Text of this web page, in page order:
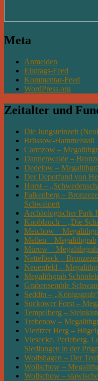
Meta
Anmelden
Eintrags-Feed
Kommentar-Feed
WordPress.org
Zeitalter und
Die Jungsteinzeit
Brüssow-Hammelstall
Carmzow –
Dannenwalde –
Dedelow –
Der Depotfund von
Horst –
Falkenberg –
Schweinert
Archäologischer Park
Knoblauch – „Die
Meichow –
Mellen – Megalithgrab
Mürow – Megalithgrab
Nettelbeck –
Neuenfeld –
Megalithgrab
Grabensemble
Seddin – „Königsgrab“
Suckower Forst –
Tempelberg –
Trebenow –
Vieritzer Berg –
Viesecke, Perleberg,
Siedlungen in der
Wolfshagen – Der
Wollschow –
Wollschow –